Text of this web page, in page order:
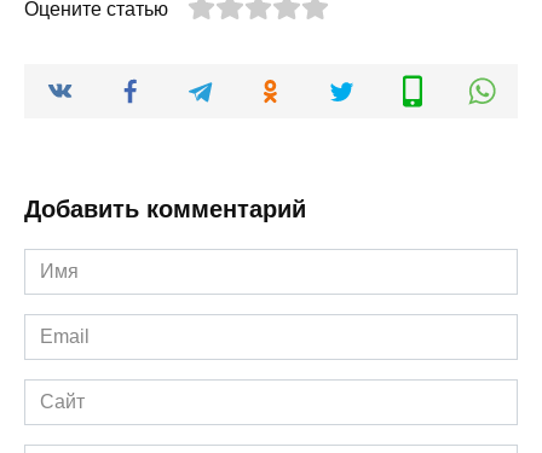
Оцените статью
Добавить комментарий
Имя
*
Email
*
Сайт